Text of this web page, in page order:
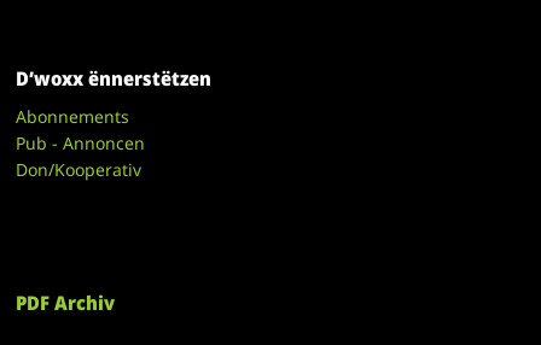
D’woxx ënnerstëtzen
Abonnements
Pub - Annoncen
Don/Kooperativ
PDF Archiv